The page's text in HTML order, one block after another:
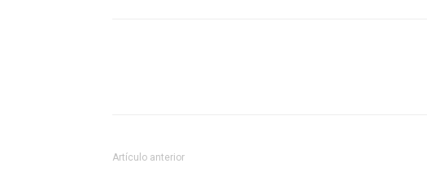
Artículo anterior